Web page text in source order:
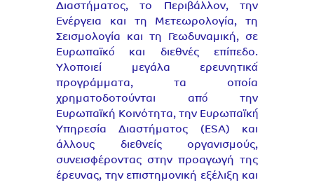
Διαστήματος, το Περιβάλλον, την
Ενέργεια και τη Μετεωρολογία, τη
Σεισμολογία και τη Γεωδυναμική, σε
Ευρωπαϊκό́ και διεθνές επίπεδο.
Υλοποιεί μεγάλα ερευνητικά́
προγράμματα, τα οποία
χρηματοδοτούνται από́ την
Ευρωπαϊκή Κοινότητα, την Ευρωπαϊκή́
Υπηρεσία Διαστήματος (ESA) και
άλλους διεθνείς οργανισμούς,
συνεισφέροντας στην προαγωγή της
έρευνας, την επιστημονική εξέλιξη και